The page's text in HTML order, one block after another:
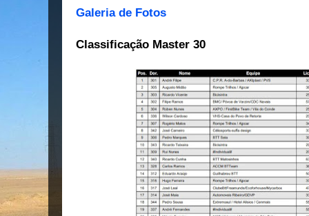
Galeria de Fotos
Classificação Master 30